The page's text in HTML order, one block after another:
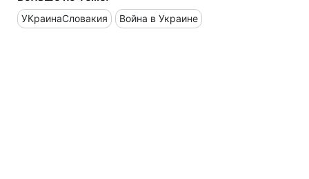
УКраинаСловакия Война в Украине